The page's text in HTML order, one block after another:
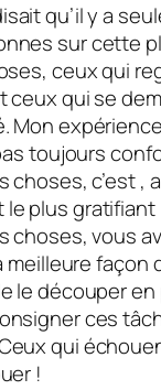
qu’il y a
sur cette
ceux qui
ceux qui se
Mon
toujours
choses, c’est ,
plus gratifiant
choses, vous
meilleure façon
le découper
ces
qui
!